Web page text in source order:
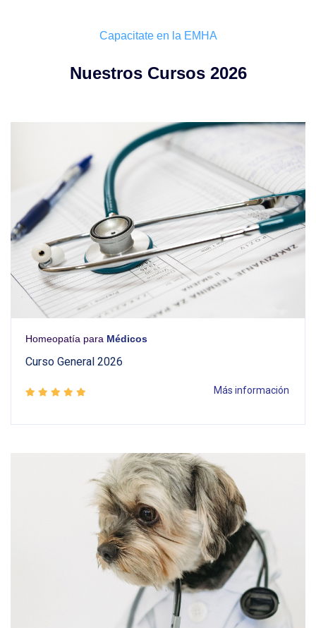
Capacitate en la EMHA
Nuestros Cursos 2026
Homeopatía para Médicos
Curso General 2026
Más información